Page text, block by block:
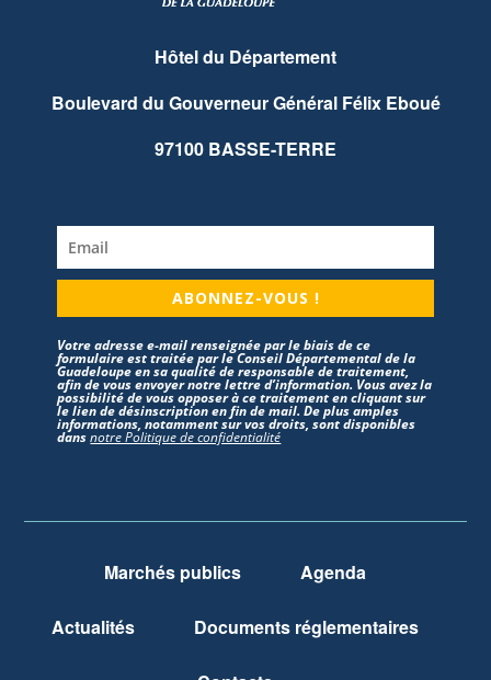
Hôtel du Département
Boulevard du Gouverneur Général Félix Eboué
97100 BASSE-TERRE
ABONNEZ-VOUS !
Votre adresse e-mail renseignée par le biais de ce
formulaire est traitée par le Conseil Départemental de la
Guadeloupe en sa qualité de responsable de traitement,
afin de vous envoyer notre lettre d’information. Vous avez la
possibilité de vous opposer à ce traitement en cliquant sur
le lien de désinscription en fin de mail. De plus amples
informations, notamment sur vos droits, sont disponibles
dansnotre Politique de confidentialité
Marchés publics Agenda
Actualités Documents réglementaires